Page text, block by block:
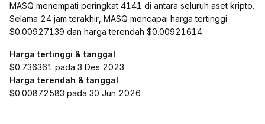
MASQ menempati peringkat 4141 di antara seluruh aset kripto.
Selama 24 jam terakhir, MASQ mencapai harga tertinggi
$0.00927139 dan harga terendah $0.00921614.
Harga tertinggi & tanggal
$0.736361 pada 3 Des 2023
Harga terendah & tanggal
$0.00872583 pada 30 Jun 2026